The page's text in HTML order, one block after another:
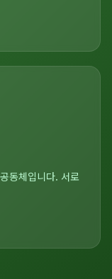
동체입니다. 서로